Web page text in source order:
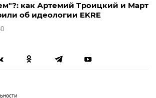
как Артемий Троицкий и Март
об идеологии EKRE